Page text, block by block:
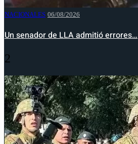
NACIONALES 06/08/2026
Un senador de LLA admitió errores…
2